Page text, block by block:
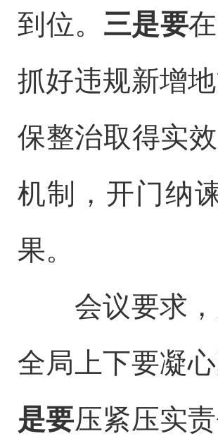
到位。 三是要
抓好违规新增
保整治取得实效
机制，开门纳
果。
会议要求，
全局上下要凝
是要压紧压实